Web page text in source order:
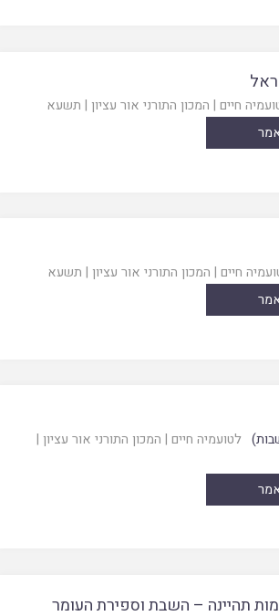
חיים | המכון התורני אור עציון | תשעא
חיים | המכון התורני אור עציון | תשעא
לטועמיה חיים | המכון התורני אור עציון |
תהיינה – השבת וספירת העומר